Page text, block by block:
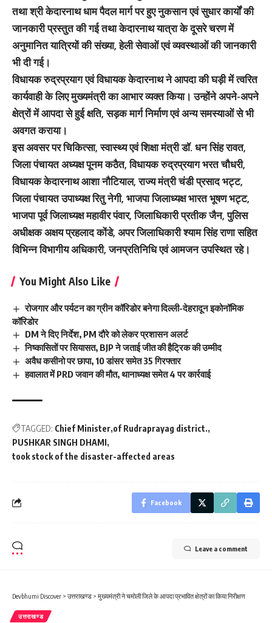
तथा श्री केदारनाथ धाम पैदल मार्ग पर हुए नुकसान एवं सुधार कार्यों की
जानकारी प्रस्तुत की गई तथा केदारनाथ यात्रा के दूसरे चरण में
अनुमानित यात्रियों की संख्या, हेली सेवाओं एवं व्यवस्थाओं की जानकारी
भी दी गई।
विधायक रुद्रप्रयाग एवं विधायक केदारनाथ ने आपदा की घड़ी में त्वरित
कार्यवाही के लिए मुख्यमंत्री का आभार व्यक्त किया। उन्होंने अपने-अपने
क्षेत्रों में आपदा से हुई क्षति, सड़क मार्ग निर्माण एवं अन्य समस्याओं से भी
अवगत कराया।
इस अवसर पर चिकित्सा, स्वास्थ्य एवं शिक्षा मंत्री डॉ. धन सिंह रावत,
जिला पंचायत अध्यक्ष पूनम कठैत, विधायक रुद्रप्रयाग भरत चौधरी,
विधायक केदारनाथ आशा नौटियाल, राज्य मंत्री चंडी प्रसाद भट्ट,
जिला पंचायत उपाध्यक्ष रितु नेगी, भाजपा जिलाध्यक्ष भारत भूषण भट्ट,
भाजपा पूर्व जिलाध्यक्ष महावीर पंवार, जिलाधिकारी प्रतीक जैन, पुलिस
अधीक्षक अक्षय प्रहलाद कोंडे, अपर जिलाधिकारी श्याम सिंह राणा सहित
विभिन्न विभागीय अधिकारी, जनप्रतिनिधि एवं आमजन उपस्थित रहे।
You Might Also Like
रोजगार और पर्यटन का ग्रीन कॉरिडोर बनेगा दिल्ली-देहरादून इकोनॉमिक
कॉरिडोर
DM ने दिए निर्देश, PM दौरे को लेकर प्रशासन अलर्ट
निष्कासितों पर सियासत, BJP ने जताई जीत की हैट्रिक की उम्मीद
अवैध कसीनो पर छापा, 10 डांसर समेत 35 गिरफ्तार
हवालात में PRD जवान की मौत, थानाध्यक्ष समेत 4 पर कार्रवाई
TAGGED: Chief Minister of Rudraprayag district.
PUSHKAR SINGH DHAMI
took stock of the disaster-affected areas
Facebook
Leave a comment
Devbhumi Discover > उत्तराखण्ड > मुख्यमंत्री ने चमोली जिले के आपदा प्रभावित क्षेत्रों का किया निरीक्षण
उत्तराखण्ड